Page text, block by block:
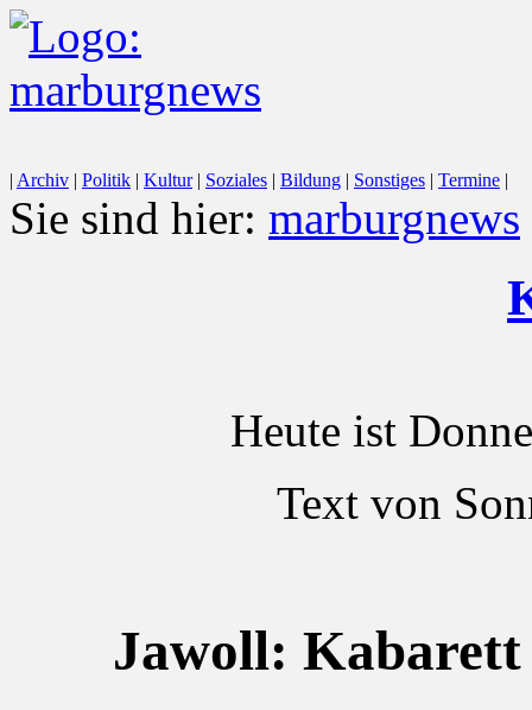
| Archiv | Politik | Kultur| Soziales | Bildung | Sonstiges | Termine |
Sie sind hier: marburgnews
Heute ist
Text von
Jawoll: Kabarett